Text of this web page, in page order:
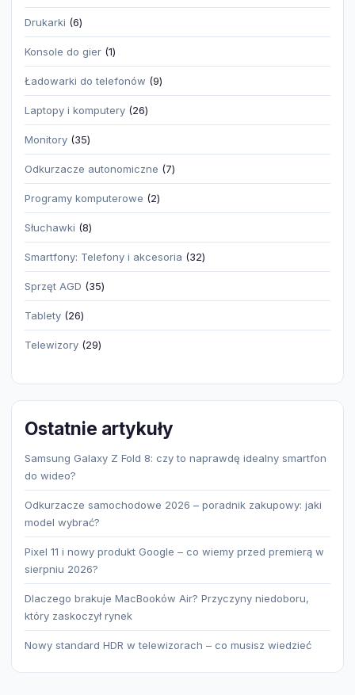
produktów
Drukarki
66
produktów
Konsole do gier 11
produkt
Ładowarki do telefonów
99
produktów
Laptopy i komputery
2626
produktów
Monitory
3535
produktów
Odkurzacze autonomiczne
77
produktów
Programy komputerowe
22
produkty
Słuchawki
88
produktów
Smartfony: Telefony i akcesoria
3232
produkty
Sprzęt AGD
3535
produktów
Tablety
2626
produktów
Telewizory
2929
Ostatnie artykuły
Samsung Galaxy Z Fold 8: czy to naprawdę idealny smartfon
do wideo?
Odkurzacze samochodowe 2026 – poradnik zakupowy: jaki
model wybrać?
Pixel 11 i nowy produkt Google – co wiemy przed premierą w
sierpniu 2026?
Dlaczego brakuje MacBooków Air? Przyczyny niedoboru,
który zaskoczył rynek
Nowy standard HDR w telewizorach – co musisz wiedzieć